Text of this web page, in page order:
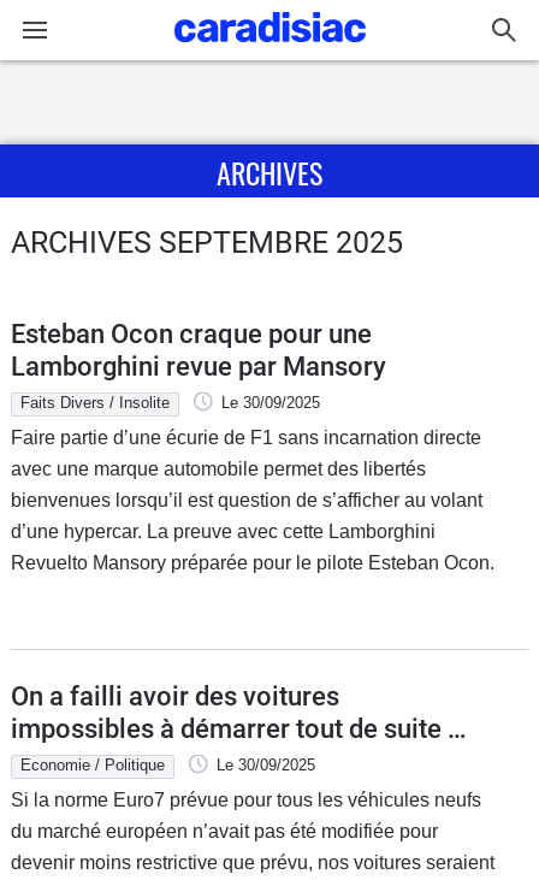
Actu
Guide
d'achat
Electriques
Utilitaires
Flottes
Services
Forum
Moto
Marques
ARCHIVES
ARCHIVES SEPTEMBRE 2025
Esteban Ocon craque pour une
Lamborghini revue par Mansory
Faits Divers / Insolite Le 30/09/2025
Faire partie d’une écurie de F1 sans incarnation directe
avec une marque automobile permet des libertés
bienvenues lorsqu’il est question de s’afficher au volant
d’une hypercar. La preuve avec cette Lamborghini
Revuelto Mansory préparée pour le pilote Esteban Ocon.
On a failli avoir des voitures
impossibles à démarrer tout de suite à
cause de la norme Euro7 !
Economie / Politique Le 30/09/2025
Si la norme Euro7 prévue pour tous les véhicules neufs
du marché européen n’avait pas été modifiée pour
devenir moins restrictive que prévu, nos voitures seraient